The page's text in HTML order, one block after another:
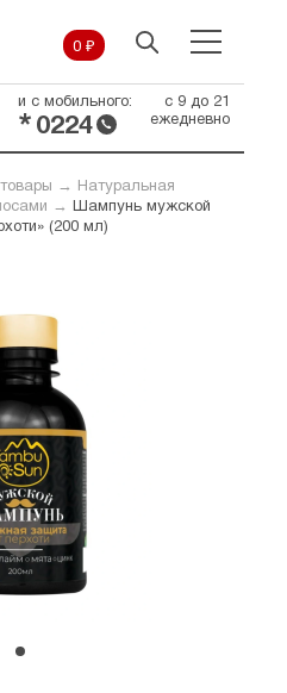
0 ₽
и с мобильного:
* 0224
с 9 до 21
ежедневно
→
Натуральная
→
Шампунь мужской
(200 мл)